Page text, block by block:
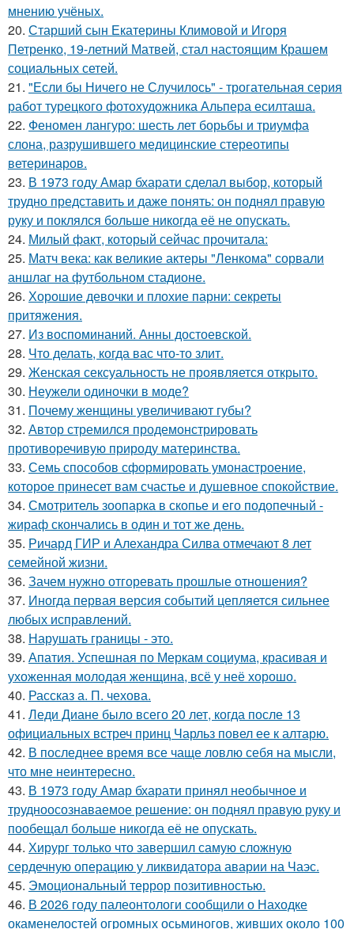
мнению учёных.
20. Старший сын Екатерины Климовой и Игоря
Петренко, 19-летний Матвей, стал настоящим Крашем
социальных сетей.
21. "Если бы Ничего не Случилось" - трогательная серия
работ турецкого фотохудожника Альпера есилташа.
22. Феномен лангуро: шесть лет борьбы и триумфа
слона, разрушившего медицинские стереотипы
ветеринаров.
23. В 1973 году Амар бхарати сделал выбор, который
трудно представить и даже понять: он поднял правую
руку и поклялся больше никогда её не опускать.
24. Милый факт, который сейчас прочитала:
25. Матч века: как великие актеры "Ленкома" сорвали
аншлаг на футбольном стадионе.
26. Хорошие девочки и плохие парни: секреты
притяжения.
27. Из воспоминаний. Анны достоевской.
28. Что делать, когда вас что-то злит.
29. Женская сексуальность не проявляется открыто.
30. Неужели одиночки в моде?
31. Почему женщины увеличивают губы?
32. Автор стремился продемонстрировать
противоречивую природу материнства.
33. Семь способов сформировать умонастроение,
которое принесет вам счастье и душевное спокойствие.
34. Смотритель зоопарка в скопье и его подопечный -
жираф скончались в один и тот же день.
35. Ричард ГИР и Алехандра Силва отмечают 8 лет
семейной жизни.
36. Зачем нужно отгоревать прошлые отношения?
37. Иногда первая версия событий цепляется сильнее
любых исправлений.
38. Нарушать границы - это.
39. Апатия. Успешная по Меркам социума, красивая и
ухоженная молодая женщина, всё у неё хорошо.
40. Рассказ а. П. чехова.
41. Леди Диане было всего 20 лет, когда после 13
официальных встреч принц Чарльз повел ее к алтарю.
42. В последнее время все чаще ловлю себя на мысли,
что мне неинтересно.
43. В 1973 году Амар бхарати принял необычное и
трудноосознаваемое решение: он поднял правую руку и
пообещал больше никогда её не опускать.
44. Хирург только что завершил самую сложную
сердечную операцию у ликвидатора аварии на Чаэс.
45. Эмоциональный террор позитивностью.
46. В 2026 году палеонтологи сообщили о Находке
окаменелостей огромных осьминогов, живших около 100